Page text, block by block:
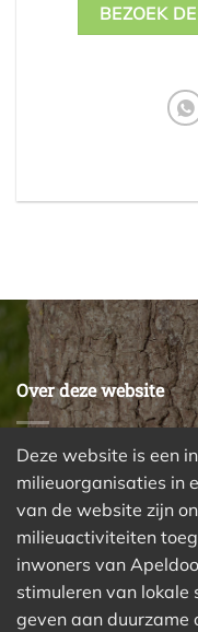
BEZOEK
Over deze website
Deze website is een
milieuorganisaties in
van de website zijn
milieuactiviteiten
inwoners van
stimuleren van lokale
geven aan duurzame